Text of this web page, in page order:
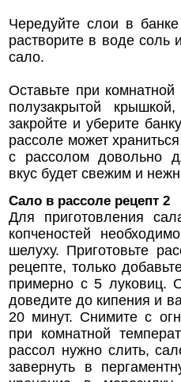
Чередуйте слои в
растворите в воде соль
сало.
Оставьте при
полузакрытой
закройте и уберите
рассоле может
с рассолом довольно
вкус будет свежим и
Сало в рассоле рецепт 2
Для приготовления
копченостей
шелуху. Приготовьте
рецепте, только
примерно с 5 луковиц.
доведите до кипения и
20 минут. Снимите с
при комнатной
рассол нужно слить,
завернуть в